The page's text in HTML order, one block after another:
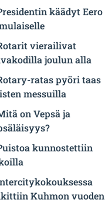
käädyt Eero
vierailivat
joulun alla
ratas pyöri taas
messuilla
on Vepsä ja
kunnostettiin
Kuhmon vuoden